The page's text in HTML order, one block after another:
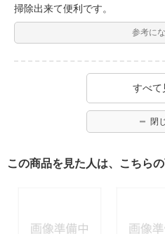
掃除出来て便利です。
参考に
すべて
閉
この商品を見た人は、こちら